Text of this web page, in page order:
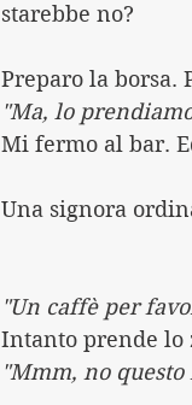
starebbe no?
Preparo la borsa.
"Ma, lo
Mi fermo al bar.
Una signora
"Un caffè per
Intanto prende lo
"Mmm, no